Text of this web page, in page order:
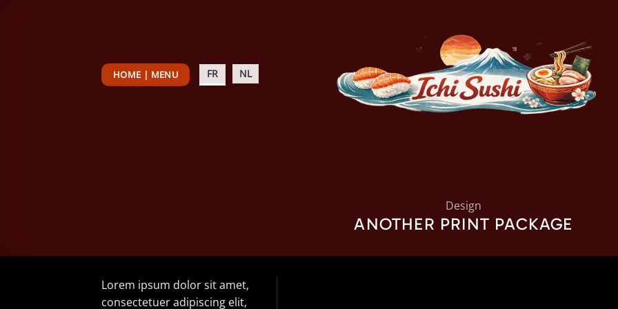
HOME | MENU FR NL
Design
ANOTHER PRINT PACKAGE
Lorem ipsum dolor sit amet,
consectetuer adipiscing elit,